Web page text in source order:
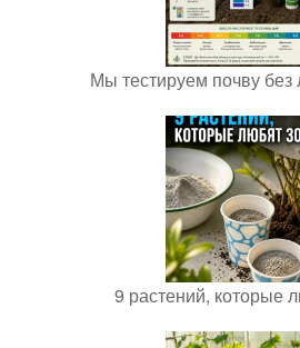
Мы тестируем почву без
9 растений, которые